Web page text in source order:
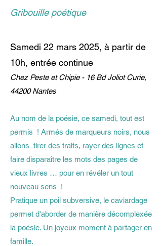
Gribouille poétique
Samedi 22 mars 2025, à partir de
10h, entrée continue
Chez Peste et Chipie - 16 Bd Joliot Curie,
44200 Nantes
Au nom de la poésie, ce samedi, tout est
permis ! Armés de marqueurs noirs, nous
allons tirer des traits, rayer des lignes et
faire disparaître les mots des pages de
vieux livres … pour en révéler un tout
nouveau sens !
Pratique un poil subversive, le caviardage
permet d'aborder de manière décomplexée
la poésie. Un joyeux moment à partager en
famille.